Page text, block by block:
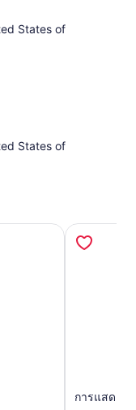
States of
States of
การแสดง